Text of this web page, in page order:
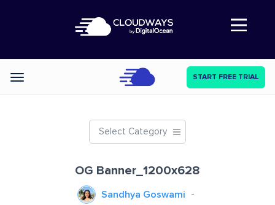
Abre a navegação
Categories START FREE TRIAL
Select Category
OG Banner_1200x628
Sandhya Goswami